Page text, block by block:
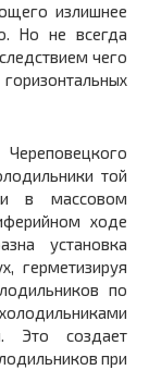
излишнее
Но не всегда
чего
той
в массовом
ходе
установка
герметизируя
по
Это создает
при